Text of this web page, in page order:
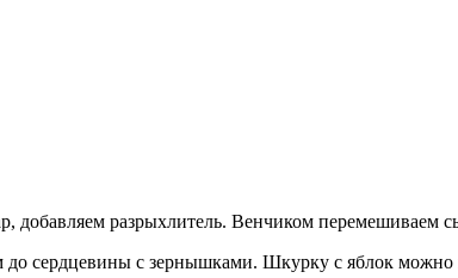
добавляем разрыхлитель. Венчиком перемешиваем
до сердцевины с зернышками. Шкурку с яблок